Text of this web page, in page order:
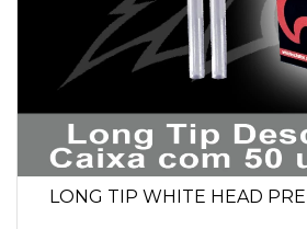
LONG TIP WHITE HEAD